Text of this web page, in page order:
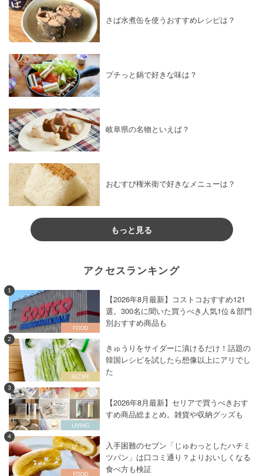
さば水煮缶を使うおすすめレシピは？
プチっと鍋で好きな味は？
岐阜県の名物といえば？
おむすび権米衛で好きなメニューは？
もっと見る
アクセスランキング
1
【2026年8月最新】コストコおすすめ121
選。300名に聞いた買うべき人気1位＆部門
別おすすめ商品も
2
きゅうりをサイダーに漬けるだけ！話題の
韓国レシピを試したら想像以上にアリでし
た
3
【2026年8月最新】セリアで買うべきおす
すめ商品総まとめ。雑貨や収納グッズも
4
入手困難のセブン「じゅわっとしたハチミ
ツパン」は口コミ通り？よりおいしくなる
食べ方も検証